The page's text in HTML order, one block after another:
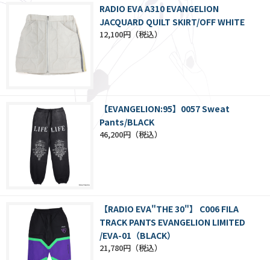
RADIO EVA A310 EVANGELION
JACQUARD QUILT SKIRT/OFF WHITE
12,100円
【EVANGELION:95】0057 Sweat
Pants/BLACK
46,200円
【RADIO EVA"THE 30"】 C006 FILA
TRACK PANTS EVANGELION LIMITED
/EVA-01（BLACK）
21,780円